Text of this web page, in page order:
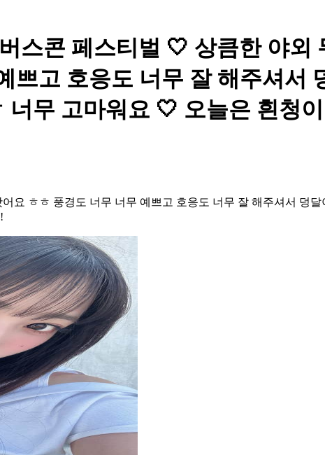
스콘 페스티벌 🤍 상큼한 야외
쁘고 호응도 너무 잘 해주셔서
무 고마워요 🤍 오늘은 흰청
요 ㅎㅎ 풍경도 너무 너무 예쁘고 호응도 너무 잘 해주셔서 덩